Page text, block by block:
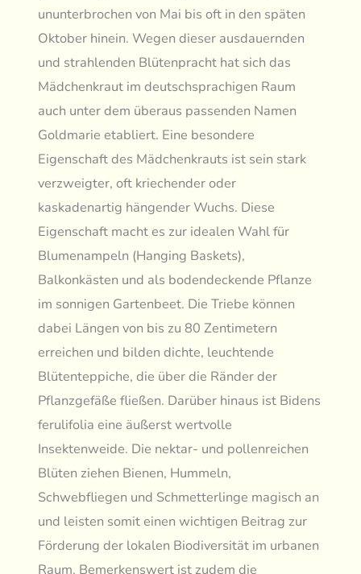
ununterbrochen von Mai bis oft in den späten
Oktober hinein. Wegen dieser ausdauernden
und strahlenden Blütenpracht hat sich das
Mädchenkraut im deutschsprachigen Raum
auch unter dem überaus passenden Namen
Goldmarie etabliert. Eine besondere
Eigenschaft des Mädchenkrauts ist sein stark
verzweigter, oft kriechender oder
kaskadenartig hängender Wuchs. Diese
Eigenschaft macht es zur idealen Wahl für
Blumenampeln (Hanging Baskets),
Balkonkästen und als bodendeckende Pflanze
im sonnigen Gartenbeet. Die Triebe können
dabei Längen von bis zu 80 Zentimetern
erreichen und bilden dichte, leuchtende
Blütenteppiche, die über die Ränder der
Pflanzgefäße fließen. Darüber hinaus ist Bidens
ferulifolia eine äußerst wertvolle
Insektenweide. Die nektar- und pollenreichen
Blüten ziehen Bienen, Hummeln,
Schwebfliegen und Schmetterlinge magisch an
und leisten somit einen wichtigen Beitrag zur
Förderung der lokalen Biodiversität im urbanen
Raum. Bemerkenswert ist zudem die